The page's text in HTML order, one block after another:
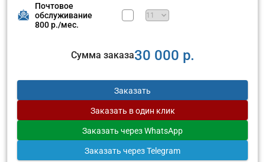
Почтовое
обслуживание
800 р./мес.
Сумма заказа30 000 р.
Заказать
Заказать в один клик
Заказать через WhatsApp
Заказать через Telegram